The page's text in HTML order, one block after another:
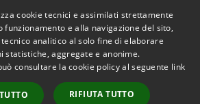
Copyright © 2026 • Comune di
Signa • Powered by
Municipium•
Accesso
cookie tecnici e assimilati strettamente
funzionamento e alla navigazione del sito,
analitico al solo fine di elaborare
statistiche, aggregate e anonime.
consultare la cookie policy al seguente link
RIFIUTA TUTTO